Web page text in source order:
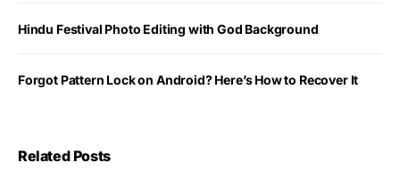
Hindu Festival Photo Editing with God Background
Forgot Pattern Lock on Android? Here’s How to Recover It
Related Posts